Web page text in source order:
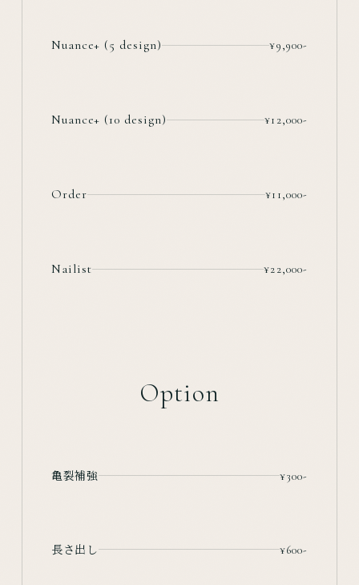
Nuance+ (5 design) ¥9,900-
Nuance+ (10 design) ¥12,000-
Order ¥11,000-
Nailist ¥22,000-
Option
亀裂補強 ¥300-
長さ出し ¥600-